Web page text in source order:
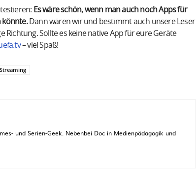
Es wäre schön, wenn man auch noch Apps für
könnte.Dann wären wir und bestimmt auch unsere Leser
Richtung. Sollte es keine native App für eure Geräte
– viel Spaß!
Streaming
und Serien-Geek. Nebenbei Doc in Medienpädagogik und